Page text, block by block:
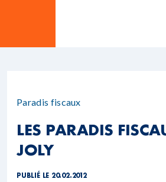
Paradis fiscaux
LES PARADIS
JOLY
PUBLIÉ LE 20.02.2012